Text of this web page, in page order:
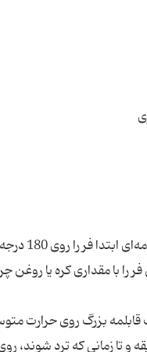
برای
مقداری کره یا روغن
قابلمه بزرگ روی حرارت
و تا زمانی که ترد شوند،